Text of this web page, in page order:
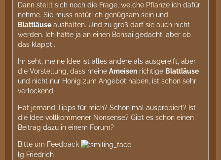
Dann stellt sich noch die Frage, welche Pflanze ich dafür
nehme. Sie muss natürlich genügsam sein und
Blattläuse aushalten. Und zu groß darf sie auch nicht
werden. Ich hätte ja an einen Bonsai gedacht, aber ob
das klappt...
Ihr seht, meine Idee ist alles andere als ausgereift, aber
die Vorstellung, dass meine Ameisen richtige Blattläuse
und nicht nur Honig zum Angebot haben, ist schon sehr
verlockend.
Hat jemand Tipps für mich? Schon mal ausprobiert? Ist
die Idee vollkommener Nonsense? Gibt es schon einen
Beitrag dazu in einem Forum?
Bitte um Feedback
lg Friedrich